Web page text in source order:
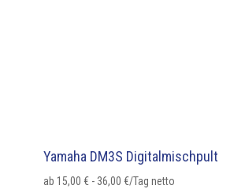
Yamaha DM3S Digitalmischpult
ab 15,00 €- 36,00 €/Tag netto